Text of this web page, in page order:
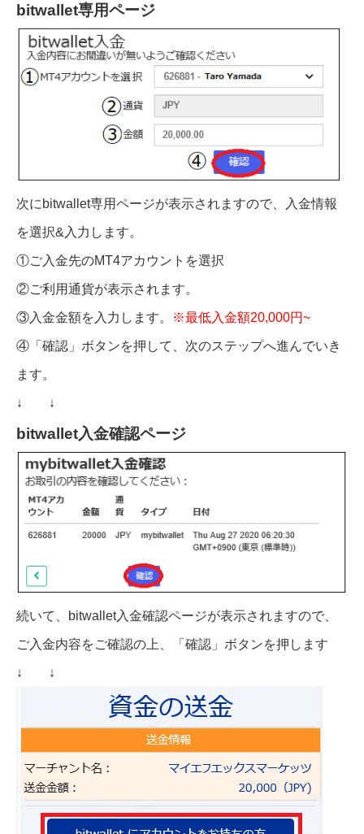
bitwallet専用ページ
次にbitwallet専用ページが表示されますので、入金情報
を選択&入力します。
①ご入金先のMT4アカウントを選択
②ご利用通貨が表示されます。
③入金金額を入力します。 ※最低入金額20,000円~
④「確認」ボタンを押して、次のステップへ進んでいき
ます。
↓ ↓
bitwallet入金確認ページ
続いて、bitwallet入金確認ページが表示されますので、
ご入金内容をご確認の上、「確認」ボタンを押します
↓ ↓